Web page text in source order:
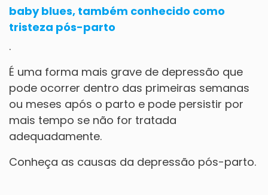
baby blues, também conhecido como
tristeza pós-parto
.
É uma forma mais grave de depressão que
pode ocorrer dentro das primeiras semanas
ou meses após o parto e pode persistir por
mais tempo se não for tratada
adequadamente.
Conheça as causas da depressão pós-parto.